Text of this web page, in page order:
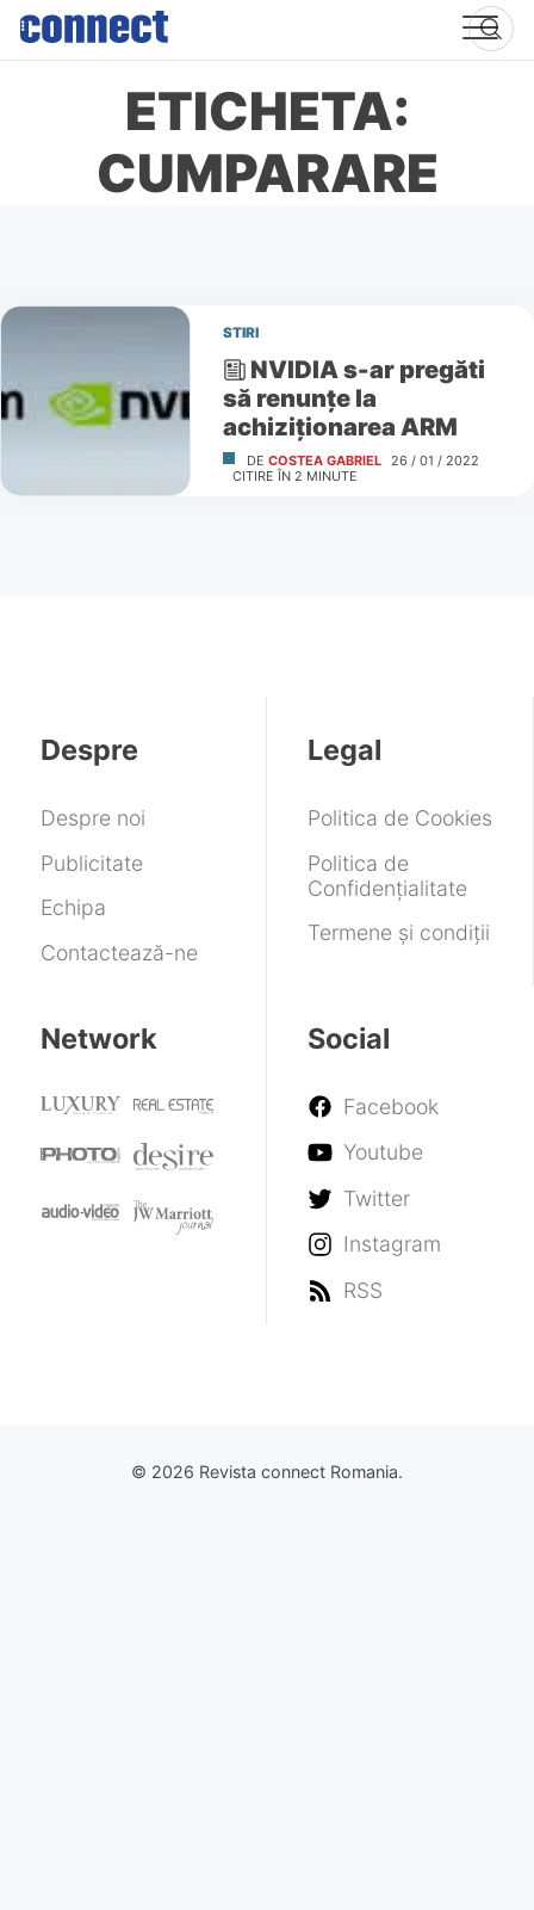
Skip
content
ETICHETA:
CUMPARARE
STIRI
NVIDIA s-ar pregăti
să renunţe la
achiziţionarea ARM
DE COSTEA GABRIEL 26 / 01 / 2022
CITIRE ÎN 2 MINUTE
Despre
Despre noi
Publicitate
Echipa
Contactează-ne
Legal
Politica de Cookies
Politica de
Confidențialitate
Termene și condiții
Network Social
Facebook
Youtube
Twitter
Instagram
RSS
© 2026 Revista connect Romania.